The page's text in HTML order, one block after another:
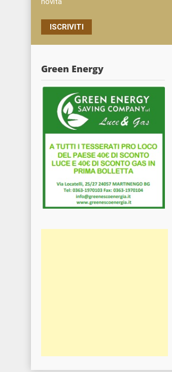
ISCRIVITI
Green Energy